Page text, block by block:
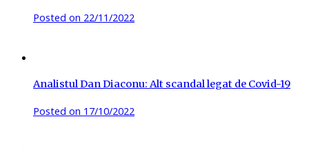
Posted on 22/11/2022
Analistul Dan Diaconu: Alt scandal legat de Covid-19
Posted on 17/10/2022